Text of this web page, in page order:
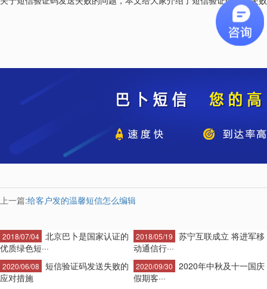
上一篇:给客户发的温馨短信怎么编辑
2018/07/04 北京巴卜是国家认证的
优质绿色短···
2020/06/08
短信验证码发送失败的
应对措施
2018/05/19
苏宁互联成立 将进军移
动通信行···
2020/09/30
2020年中秋及十一国庆
假期客···